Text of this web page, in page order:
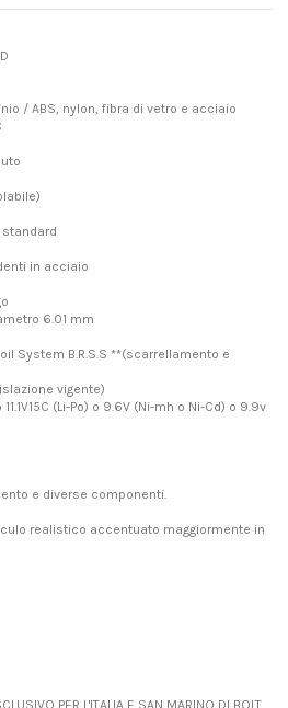
/ ABS, nylon, fibra di vetro e acciaio
standard
in acciaio
6.01 mm
System B.R.S.S **(scarrellamento e
vigente)
(Li-Po) o 9.6V (Ni-mh o Ni-Cd) o 9.9v
e diverse componenti.
realistico accentuato maggiormente in
PER L'ITALIA E SAN MARINO DI BOLT